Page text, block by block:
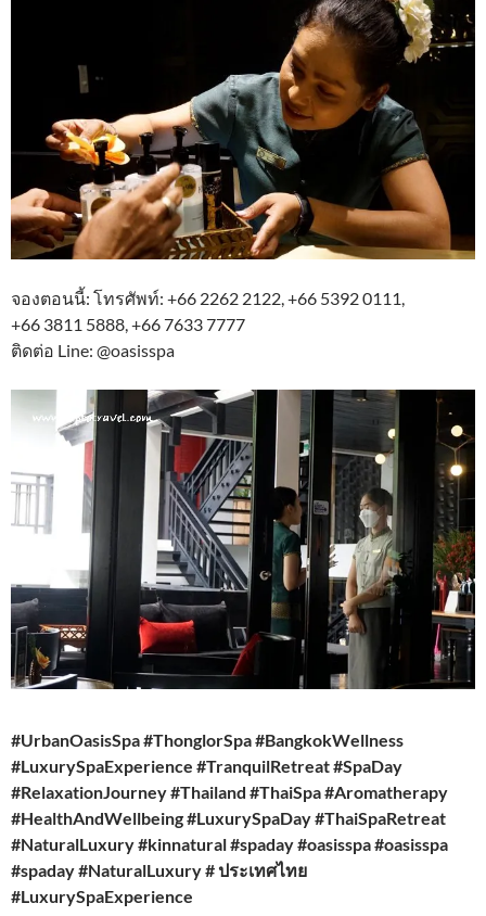
จองตอนนี้: โทรศัพท์: +66 2262 2122, +66 5392 0111,
+66 3811 5888, +66 7633 7777
ติดต่อ Line: @oasisspa
#UrbanOasisSpa #ThonglorSpa #BangkokWellness
#LuxurySpaExperience #TranquilRetreat #SpaDay
#RelaxationJourney #Thailand #ThaiSpa #Aromatherapy
#HealthAndWellbeing #LuxurySpaDay #ThaiSpaRetreat
#NaturalLuxury #kinnatural #spaday #oasisspa #oasisspa
#spaday #NaturalLuxury # ประเทศไทย
#LuxurySpaExperience